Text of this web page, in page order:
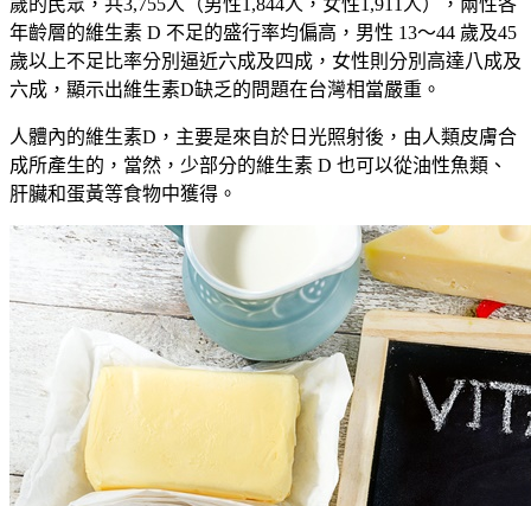
歲的民眾，共3,755人（男性1,844人，女性1,911人）
， 兩性各
年齡層的維生素 D 不足的盛行率均偏高 ， 男性 13～44 歲及45
歲以上不足比率分別逼近六成及四成，女性則分別高達八成及
六成，顯示出維生素D缺乏的問題在台灣相當嚴重 。
人體內的維生素D，主要是來自於日光照射後，由人類皮膚合
成所產生的，當然，少部分的維生素 D 也可以從油性魚類、
肝臟和蛋黃等食物中獲得 。